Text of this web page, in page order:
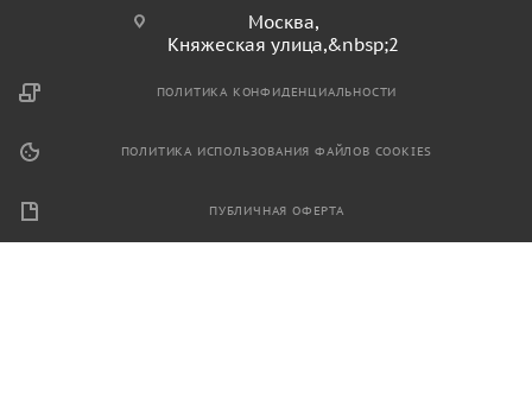
Москва,
Княжеская улица,&nbsp;2
ПОЛИТИКА КОНФИДЕНЦИАЛЬНОСТИ
ПОЛИТИКА ИСПОЛЬЗОВАНИЯ ФАЙЛОВ COOKIES
ПУБЛИЧНАЯ ОФЕРТА